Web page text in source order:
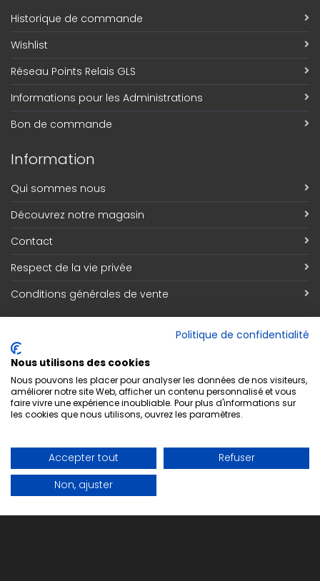
Historique de commande
Wishlist
Réseau Points Relais GLS
Informations pour les Administrations
Bon de commande
Information
Qui sommes nous
Découvrez notre magasin
Contact
Respect de la vie privée
Conditions générales de vente
Adresse email
S'abonner
Politique de confidentialité
Nous utilisons des cookies
Nous pouvons les placer pour analyser les données de nos visiteurs,
améliorer notre site Web, afficher un contenu personnalisé et vous
faire vivre une expérience inoubliable. Pour plus d'informations sur
les cookies que nous utilisons, ouvrez les paramètres.
Accepter tout
Refuser
Non, ajuster